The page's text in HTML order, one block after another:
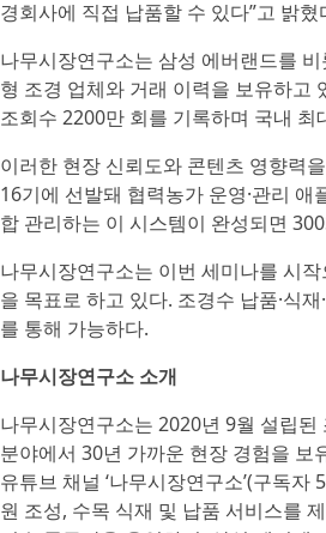
경회사에 직접 납품할 수 있다”고 밝혔
나무시장연구소는 삼성 에버랜드를
형 조경 업체와 거래 이력을 보유하고
조회수 2200만 회를 기록하며 국내
이러한 현장 신뢰도와 콘텐츠 영향력
16기에 선발돼 협력농가 운영·관리
합 관리하는 이 시스템이 완성되면
나무시장연구소는 이번 세미나를 시
을 목표로 하고 있다. 조경수 납품·식
를 통해 가능하다.
나무시장연구소 소개
나무시장연구소는 2020년 9월 설립
분야에서 30년 가까운 현장 경험을
유튜브 채널 ‘나무시장연구소’(구독
원 조성, 수목 식재 및 납품 서비스를